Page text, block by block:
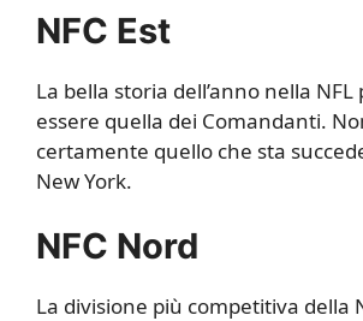
NFC Est
La bella storia dell’anno nella
essere quella dei Comandanti.
certamente quello che sta
New York.
NFC Nord
La divisione più competitiva della